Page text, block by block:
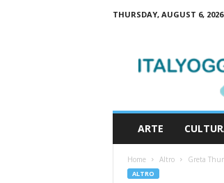
THURSDAY, AUGUST 6, 2026
ARTE
Home Altro Greta
ALTRO